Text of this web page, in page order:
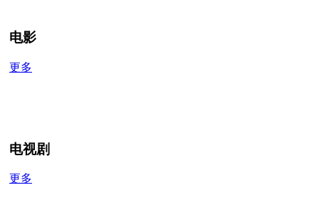
电影
更多
电视剧
更多